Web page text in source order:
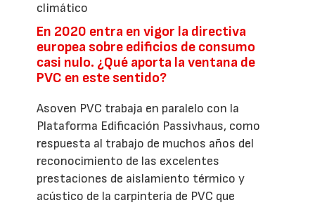
climático
En 2020 entra en vigor la directiva
europea sobre edificios de consumo
casi nulo. ¿Qué aporta la ventana de
PVC en este sentido?
Asoven PVC trabaja en paralelo con la
Plataforma Edificación Passivhaus, como
respuesta al trabajo de muchos años del
reconocimiento de las excelentes
prestaciones de aislamiento térmico y
acústico de la carpintería de PVC que